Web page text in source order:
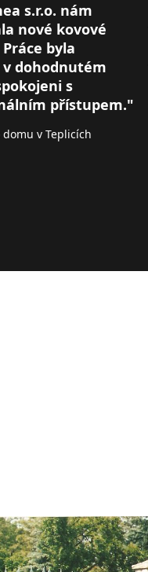
s.r.o. nám
nové kovové
byla
dohodnutém
s
přístupem."
v Teplicích